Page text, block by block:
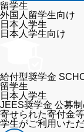
留学生
外国人留学生向け
日本人学生
日本人学生向け
給付型奨学金
留学生
日本人学生
JEES奨学金 公募
寄せられた寄付金
学生がご利用いただ